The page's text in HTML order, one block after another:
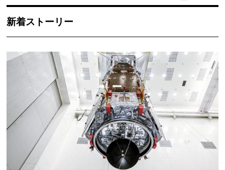
新着ストーリー